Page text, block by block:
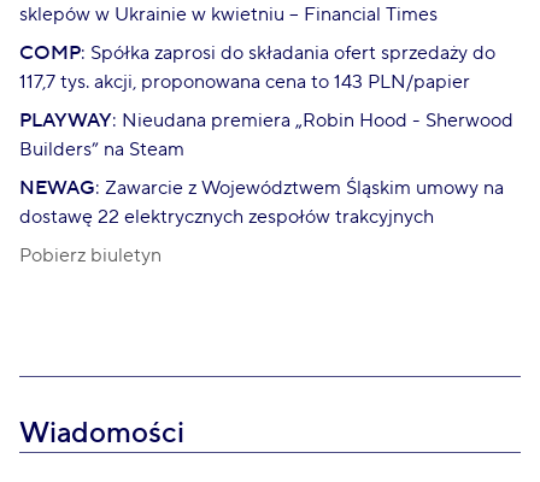
sklepów w Ukrainie w kwietniu – Financial Times
COMP: Spółka zaprosi do składania ofert sprzedaży do
117,7 tys. akcji, proponowana cena to 143 PLN/papier
PLAYWAY: Nieudana premiera „Robin Hood - Sherwood
Builders” na Steam
NEWAG: Zawarcie z Województwem Śląskim umowy na
dostawę 22 elektrycznych zespołów trakcyjnych
Pobierz biuletyn
Wiadomości